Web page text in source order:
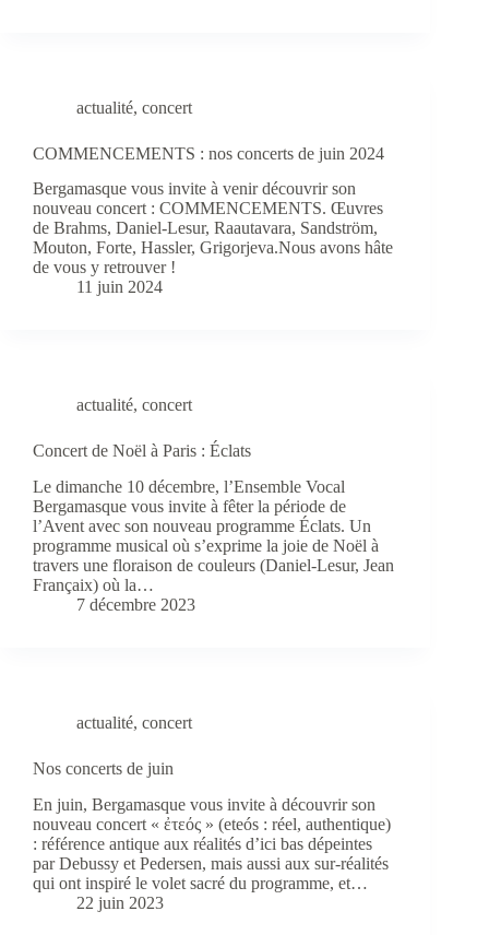
actualité, concert
COMMENCEMENTS : nos concerts de juin 2024
Bergamasque vous invite à venir découvrir son
nouveau concert : COMMENCEMENTS. Œuvres
de Brahms, Daniel-Lesur, Raautavara, Sandström,
Mouton, Forte, Hassler, Grigorjeva.Nous avons hâte
de vous y retrouver !
11 juin 2024
actualité, concert
Concert de Noël à Paris : Éclats
Le dimanche 10 décembre, l’Ensemble Vocal
Bergamasque vous invite à fêter la période de
l’Avent avec son nouveau programme Éclats. Un
programme musical où s’exprime la joie de Noël à
travers une floraison de couleurs (Daniel-Lesur, Jean
Françaix) où la…
7 décembre 2023
actualité, concert
Nos concerts de juin
En juin, Bergamasque vous invite à découvrir son
nouveau concert « ἐτεός » (eteós : réel, authentique)
: référence antique aux réalités d’ici bas dépeintes
par Debussy et Pedersen, mais aussi aux sur-réalités
qui ont inspiré le volet sacré du programme, et…
22 juin 2023